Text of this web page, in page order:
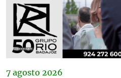
7 agosto 2026